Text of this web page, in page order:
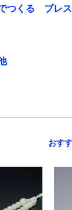
つくる ブレ
おす